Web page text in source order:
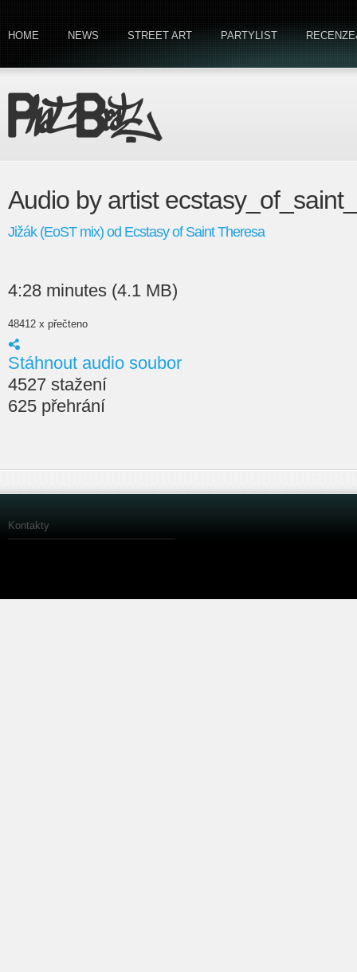
HOME NEWS STREET ART PARTYLIST
Audio by artist
Jižák (EoST mix) od Ecstasy of Saint Theresa
4:28 minutes (4.1 MB)
48412 x přečteno
Stáhnout audio soubor
4527 stažení
625 přehrání
Kontakty